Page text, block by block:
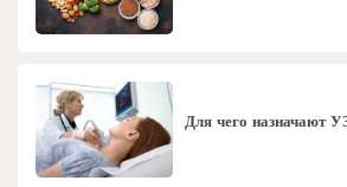
Для чего назначают